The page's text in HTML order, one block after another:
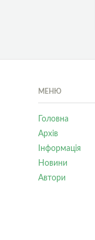
МЕНЮ
Головна
Архів
Інформація
Новини
Автори